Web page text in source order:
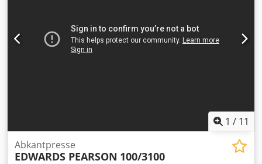
Verstellung der Richtrollenpositionen über Handräder,
automatische Bandschlaufensteuerung, sehr guter
1 / 11
Abkantpresse
EDWARDS PEARSON 100/3100